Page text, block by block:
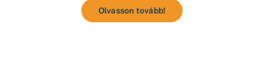
Olvasson tovább!